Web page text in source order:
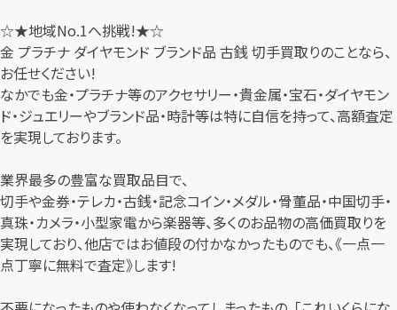
☆★地域No.1へ挑戦!★☆
金 プラチナ ダイヤモンド ブランド品 古銭 切手買取りのことなら、
お任せください!
なかでも金・プラチナ等のアクセサリー・貴金属・宝石・ダイヤモン
ド・ジュエリーやブランド品・時計等は特に自信を持って、高額査定
を実現しております。
業界最多の豊富な買取品目で、
切手や金券・テレカ・古銭・記念コイン・メダル・骨董品・中国切手・
真珠・カメラ・小型家電から楽器等、多くのお品物の高価買取りを
実現しており、他店ではお値段の付かなかったものでも、《一点一
点丁寧に無料で査定》します!